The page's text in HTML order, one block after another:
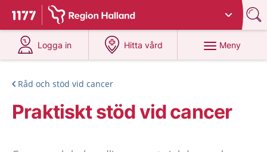
Till startsidan för 1177
Du har valt region Halland
Logga in
på 1177.se
Hitta vård
på 1177.se
Meny
Råd och stöd vid cancer
Praktiskt stöd vid cancer